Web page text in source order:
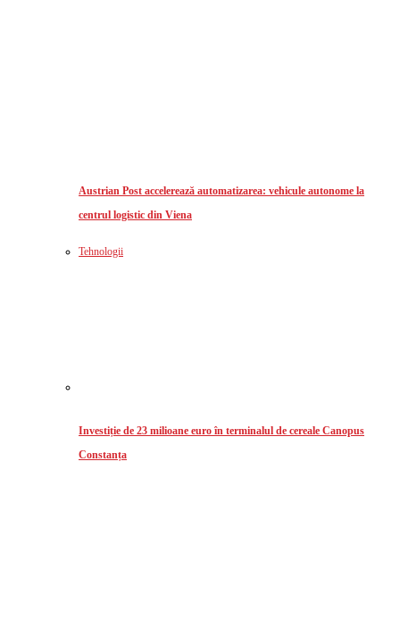
Austrian Post accelerează automatizarea: vehicule autonome la
centrul logistic din Viena
Tehnologii
Investiție de 23 milioane euro în terminalul de cereale Canopus
Constanța